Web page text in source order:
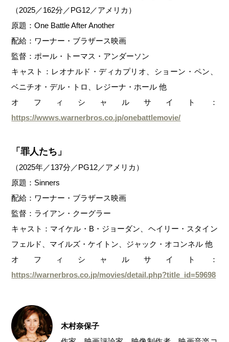
（2025／162分／PG12／アメリカ）
原題：One Battle After Another
配給：ワーナー・ブラザース映画
監督：ポール・トーマス・アンダーソン
キャスト：レオナルド・ディカプリオ、ショーン・ペン、
ベニチオ・デル・トロ、レジーナ・ホール 他
オフィシャルサイト：
https://wwws.warnerbros.co.jp/onebattlemovie/
「罪人たち」
（2025年／137分／PG12／アメリカ）
原題：Sinners
配給：ワーナー・ブラザース映画
監督：ライアン・クーグラー
キャスト：マイケル・B・ジョーダン、ヘイリー・スタイン
フェルド、マイルズ・ケイトン、ジャック・オコンネル 他
オフィシャルサイト：
https://warnerbros.co.jp/movies/detail.php?title_id=59698
木村奈保子